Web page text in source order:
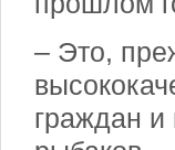
– Это,
граждан